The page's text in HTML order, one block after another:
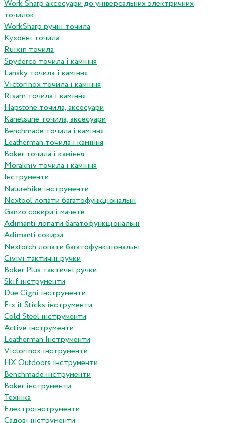
Work Sharp аксесуари до унiверсальних электричних
точилок
WorkSharp ручні точила
Кухонні точила
Ruixin точила
Spyderco точила і каміння
Lansky точила і каміння
Victorinox точила і каміння
Risam точила і каміння
Hapstone точила, аксесуари
Kanetsune точила, аксесуари
Benchmade точила і каміння
Leatherman точила і каміння
Boker точила і каміння
Morakniv точила і каміння
Інструменти
Naturehike інструменти
Nextool лопати багатофункціональні
Ganzo сокири і мачете
Adimanti лопати багатофункціональні
Adimanti сокири
Nextorch лопати багатофункціональні
Сivivi тактичні ручки
Boker Plus тактичні ручки
Skif інструменти
Due Cigni інструменти
Fix it Sticks інструменти
Сold Steel інструменти
Active інструменти
Leatherman Інструменти
Victorinox інструменти
HX Outdoors інструменти
Benchmade інструменти
Boker інструменти
Техніка
Електроінструменти